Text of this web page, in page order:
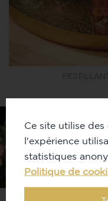
Ce site utilise
l'expérience
statistiques
Politique de